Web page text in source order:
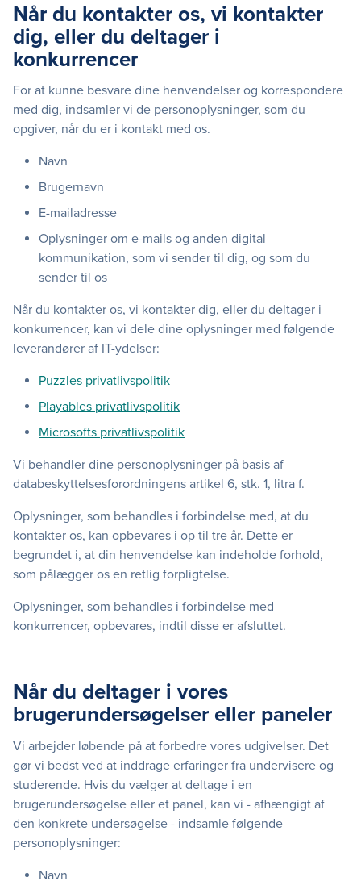
Når du kontakter os, vi kontakter
dig, eller du deltager i
konkurrencer
For at kunne besvare dine henvendelser og korrespondere
med dig, indsamler vi de personoplysninger, som du
opgiver, når du er i kontakt med os.
Navn
Brugernavn
E-mailadresse
Oplysninger om e-mails og anden digital
kommunikation, som vi sender til dig, og som du
sender til os
Når du kontakter os, vi kontakter dig, eller du deltager i
konkurrencer, kan vi dele dine oplysninger med følgende
leverandører af IT-ydelser:
Puzzles privatlivspolitik
Playables privatlivspolitik
Microsofts privatlivspolitik
Vi behandler dine personoplysninger på basis af
databeskyttelsesforordningens artikel 6, stk. 1, litra f.
Oplysninger, som behandles i forbindelse med, at du
kontakter os, kan opbevares i op til tre år. Dette er
begrundet i, at din henvendelse kan indeholde forhold,
som pålægger os en retlig forpligtelse.
Oplysninger, som behandles i forbindelse med
konkurrencer, opbevares, indtil disse er afsluttet.
Når du deltager i vores
brugerundersøgelser eller paneler
Vi arbejder løbende på at forbedre vores udgivelser. Det
gør vi bedst ved at inddrage erfaringer fra undervisere og
studerende. Hvis du vælger at deltage i en
brugerundersøgelse eller et panel, kan vi - afhængigt af
den konkrete undersøgelse - indsamle følgende
personoplysninger:
Navn